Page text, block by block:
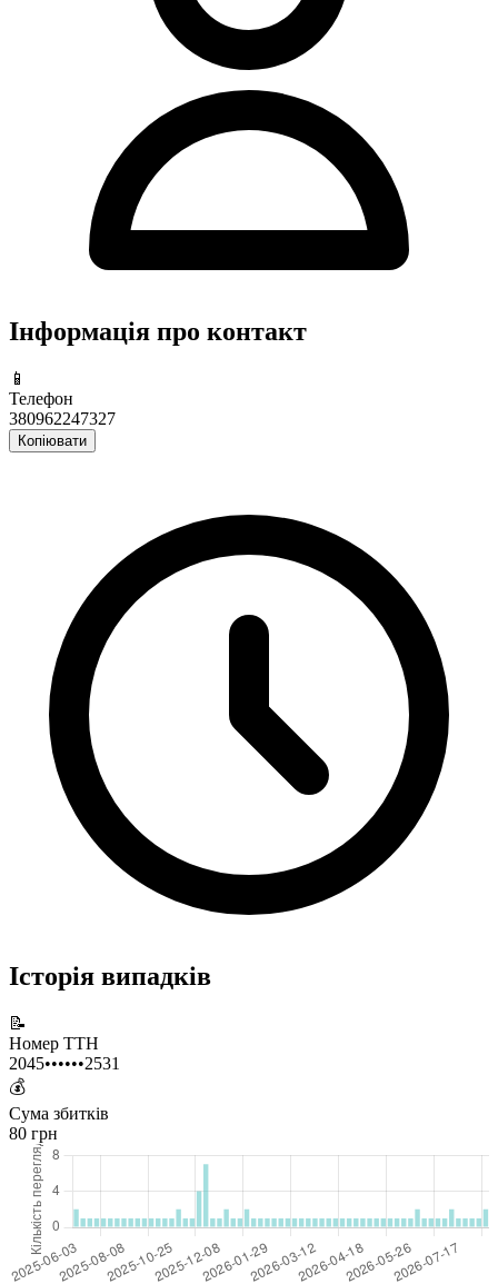
Інформація про контакт
📱
Телефон
380962247327
Копіювати
Історія випадків
📝
Номер ТТН
2045••••••2531
💰
Сума збитків
80 грн